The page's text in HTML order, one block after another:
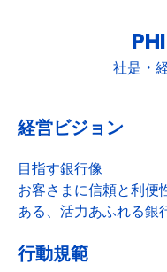
社是・
経営ビジョン
目指す銀行像
お客さまに信頼と利便
ある、活力あふれる銀
行動規範